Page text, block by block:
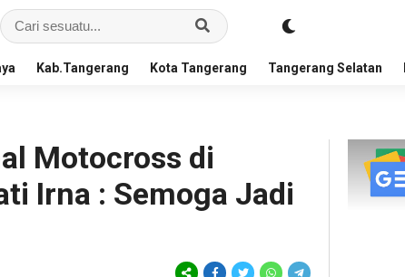
Kab.Tangerang Kota Tangerang Tangerang Selatan
Motocross di
Irna : Semoga Jadi